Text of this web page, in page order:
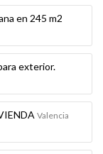
en 245 m2
exterior.
Valencia